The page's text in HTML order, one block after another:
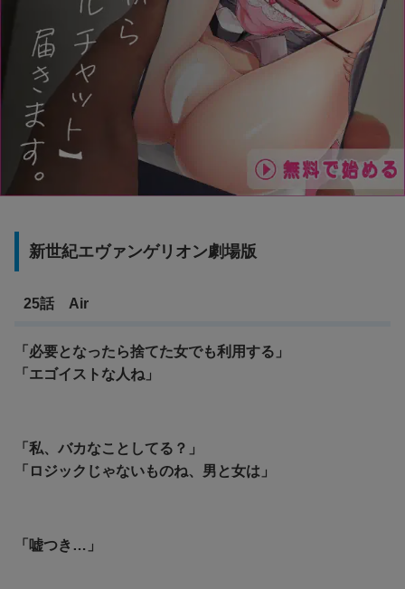
新世紀エヴァンゲリオン劇場版
25話 Air
「必要となったら捨てた女でも利用する」
「エゴイストな人ね」
「私、バカなことしてる？」
「ロジックじゃないものね、男と女は」
「嘘つき…」